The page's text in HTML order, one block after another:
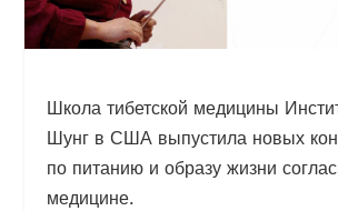
Школа тибетской медицины
Шунг в США выпустила новых
по питанию и образу жизни
медицине.